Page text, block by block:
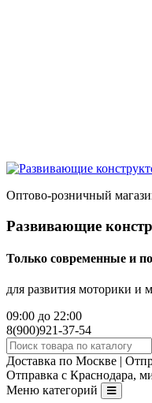
Оптово-розничный
Развивающие
Только современные и
для развития моторики и
09:00 до 22:00
8(900)921-37-54
Доставка по Москве |
Отправка с Краснодара,
Меню категорий